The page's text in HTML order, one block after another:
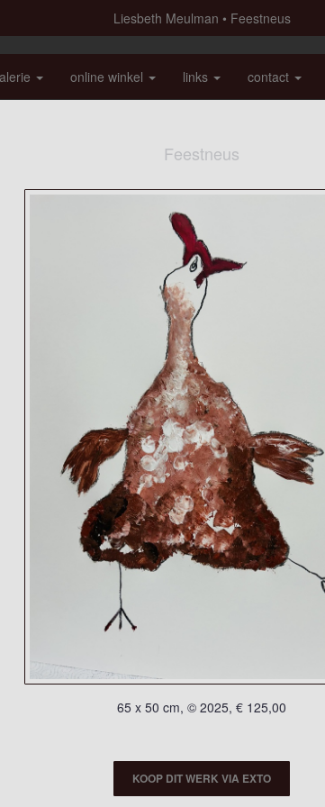
Liesbeth Meulman Feestneus
online winkel links contact
Feestneus
65 x 50 cm, © 2025, € 125,00
KOOP DIT WERK VIA EXTO